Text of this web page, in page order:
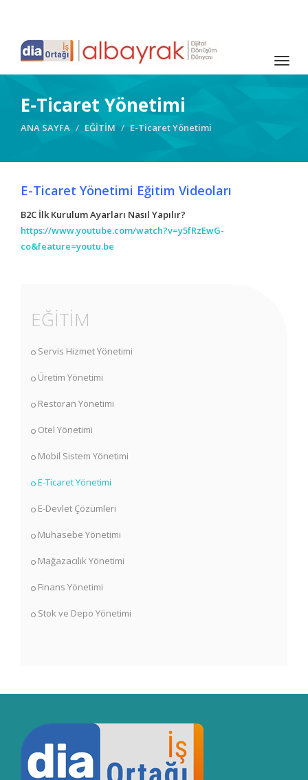
E-Ticaret Yönetimi
ANA SAYFA EĞİTİM E-Ticaret Yönetimi
E-Ticaret Yönetimi Eğitim Videoları
B2C İlk Kurulum Ayarları Nasıl Yapılır?
https://www.youtube.com/watch?v=y5fRzEwG-
co&feature=youtu.be
EĞİTİM
Servis Hizmet Yönetimi
Üretim Yönetimi
Restoran Yönetimi
Otel Yönetimi
Mobil Sistem Yönetimi
E-Ticaret Yönetimi
E-Devlet Çözümleri
Muhasebe Yönetimi
Mağazacılık Yönetimi
Finans Yönetimi
Stok ve Depo Yönetimi